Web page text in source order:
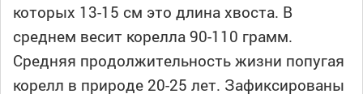
которых 13-15 см это длина хвоста. В
среднем весит корелла 90-110 грамм.
Средняя продолжительность жизни попугая
корелл в природе 20-25 лет. Зафиксированы